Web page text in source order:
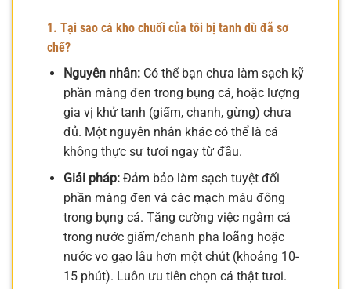
1. Tại sao cá kho chuối của tôi bị tanh dù đã sơ
chế?
Nguyên nhân:Có thể bạn chưa làm sạch kỹ
phần màng đen trong bụng cá, hoặc lượng
gia vị khử tanh (giấm, chanh, gừng) chưa
đủ. Một nguyên nhân khác có thể là cá
không thực sự tươi ngay từ đầu.
Giải pháp:Đảm bảo làm sạch tuyệt đối
phần màng đen và các mạch máu đông
trong bụng cá. Tăng cường việc ngâm cá
trong nước giấm/chanh pha loãng hoặc
nước vo gạo lâu hơn một chút (khoảng 10-
15 phút). Luôn ưu tiên chọn cá thật tươi.